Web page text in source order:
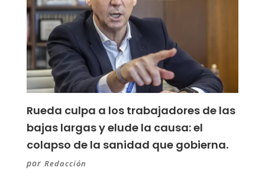
Rueda culpa a los trabajadores de las
bajas largas y elude la causa: el
colapso de la sanidad que gobierna.
por Redacción